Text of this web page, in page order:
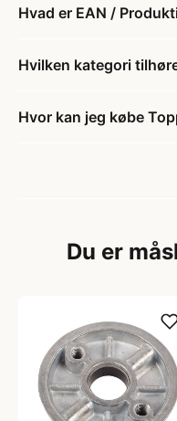
Hvad er EAN /
Hvilken kategori
Hvor kan jeg købe
Du er